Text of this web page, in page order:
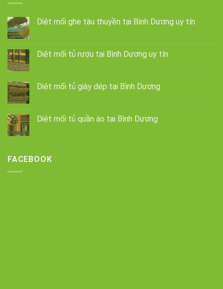
Diệt mối ghe tàu thuyền tại Bình Dương uy tín
Diệt mối tủ rượu tại Bình Dương uy tín
Diệt mối tủ giày dép tại Bình Dương
Diệt mối tủ quần áo tại Bình Dương
FACEBOOK